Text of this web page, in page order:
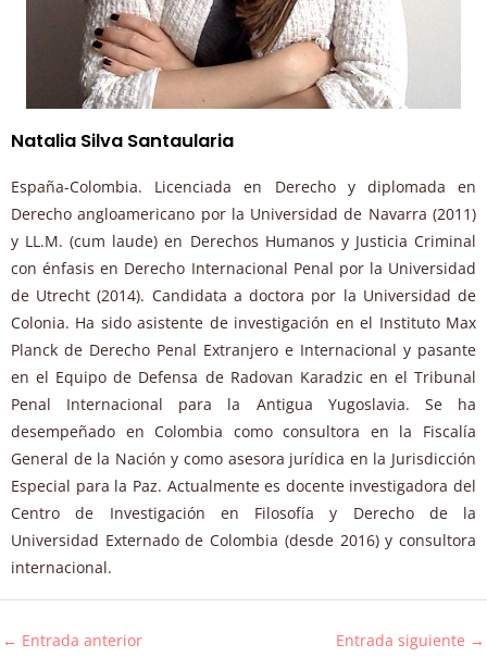
Natalia Silva Santaularia
España-Colombia. Licenciada en Derecho y diplomada en
Derecho angloamericano por la Universidad de Navarra (2011)
y LL.M. (cum laude) en Derechos Humanos y Justicia Criminal
con énfasis en Derecho Internacional Penal por la Universidad
de Utrecht (2014). Candidata a doctora por la Universidad de
Colonia. Ha sido asistente de investigación en el Instituto Max
Planck de Derecho Penal Extranjero e Internacional y pasante
en el Equipo de Defensa de Radovan Karadzic en el Tribunal
Penal Internacional para la Antigua Yugoslavia. Se ha
desempeñado en Colombia como consultora en la Fiscalía
General de la Nación y como asesora jurídica en la Jurisdicción
Especial para la Paz. Actualmente es docente investigadora del
Centro de Investigación en Filosofía y Derecho de la
Universidad Externado de Colombia (desde 2016) y consultora
internacional.
← Entrada anterior Entrada siguiente →